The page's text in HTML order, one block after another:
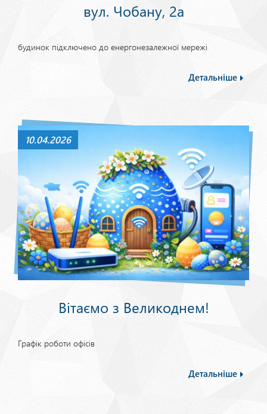
вул. Чобану, 2а
будинок підключено до енергонезалежної мережі
Детальніше
10.04.2026
Вітаємо з Великоднем!
Графік роботи офісів
Детальніше